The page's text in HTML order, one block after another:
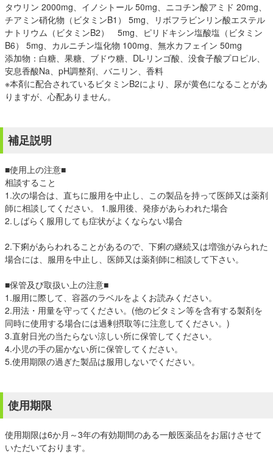
タウリン 2000mg、イノシトール 50mg、ニコチン酸アミド 20mg、
チアミン硝化物（ビタミンB1） 5mg、リボフラビンリン酸エステル
ナトリウム（ビタミンB2） 5mg、ピリドキシン塩酸塩（ビタミン
B6） 5mg、カルニチン塩化物 100mg、無水カフェイン 50mg
添加物：白糖、果糖、ブドウ糖、DL-リンゴ酸、没食子酸プロピル、
安息香酸Na、pH調整剤、バニリン、香料
※本剤に配合されているビタミンB2により、尿が黄色になることがあ
りますが、心配ありません。
補足説明
■使用上の注意■
相談すること
1.次の場合は、直ちに服用を中止し、この製品を持って医師又は薬剤
師に相談してください。 1.服用後、発疹があらわれた場合
2.しばらく服用しても症状がよくならない場合
2.下痢があらわれることがあるので、下痢の継続又は増強がみられた
場合には、服用を中止し、医師又は薬剤師に相談して下さい。
■保管及び取扱い上の注意■
1.服用に際して、容器のラベルをよくお読みください。
2.用法・用量を守ってください。(他のビタミン等を含有する製剤を
同時に使用する場合には過剰摂取等に注意してください。)
3.直射日光の当たらない涼しい所に保管してください。
4.小児の手の届かない所に保管してください。
5.使用期限の過ぎた製品は服用しないでください。
使用期限
使用期限は6か月～3年の有効期間のある一般医薬品をお届けさせて
いただいております。